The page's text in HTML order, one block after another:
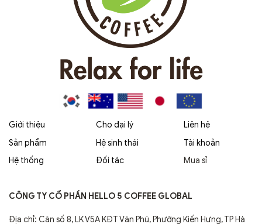
Giới thiệu
Sản phẩm
Hệ thống
Cho đại lý
Hệ sinh thái
Đối tác
Liên hệ
Tài khoản
Mua sỉ
CÔNG TY CỔ PHẦN HELLO 5 COFFEE GLOBAL
Địa chỉ: Căn số 8, LK V5A KĐT Văn Phú, Phường Kiến Hưng, TP Hà